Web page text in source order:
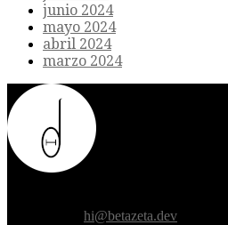
junio 2024
mayo 2024
abril 2024
marzo 2024
hi@betazeta.dev